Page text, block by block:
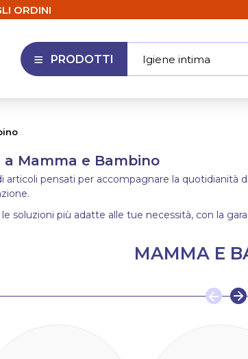
ORDINI
APRI MENU
PRODOTTI Igiene intima
Mamma e Bambino
articoli pensati per accompagnare la
soluzioni più adatte alle tue necessità, con la
MAMMA E